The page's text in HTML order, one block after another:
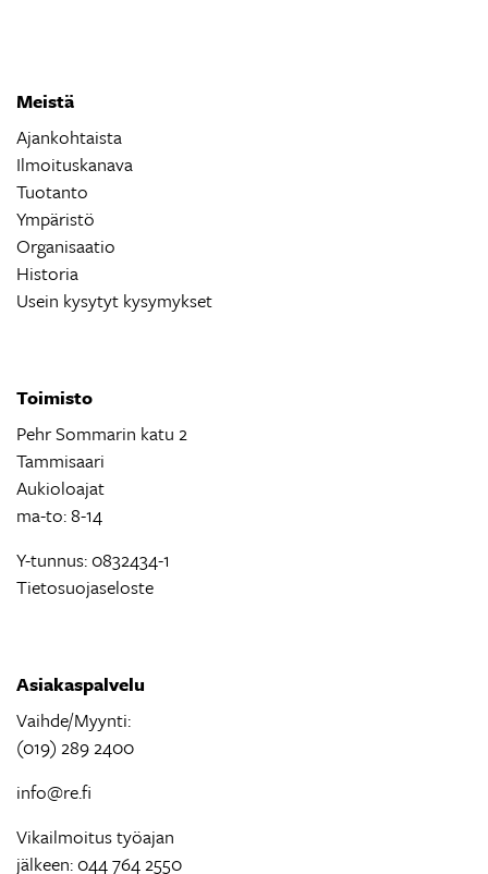
Meistä
Ajankohtaista
Ilmoituskanava
Tuotanto
Ympäristö
Organisaatio
Historia
Usein kysytyt kysymykset
Toimisto
Pehr Sommarin katu 2
Tammisaari
Aukioloajat
ma-to: 8-14
Y-tunnus: 0832434-1
Tietosuojaseloste
Asiakaspalvelu
Vaihde/Myynti:
(019) 289 2400
info@re.fi
Vikailmoitus työajan
jälkeen: 044 764 2550